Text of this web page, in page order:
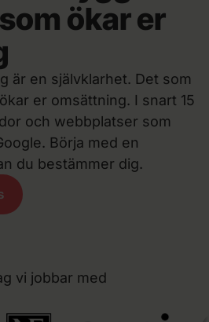
ökar er
är en självklarhet. Det som
er omsättning. I snart 15
och webbplatser som
Börja med en
du bestämmer dig.
vi jobbar med